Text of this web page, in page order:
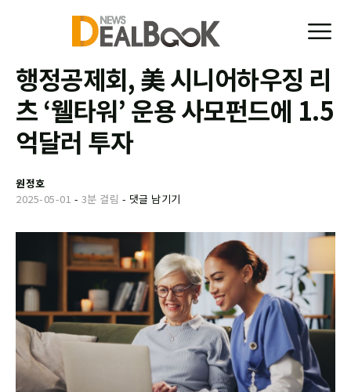
행정공제회, 美 시니어하우징 리
츠 ‘웰타워’ 운용 사모펀드에 1.5
억달러 투자
원정호
2025-05-01 - 3분 걸림 - 댓글 남기기